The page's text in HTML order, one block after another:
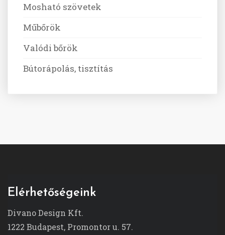
Mosható szövetek
Műbőrök
Valódi bőrök
Bútorápolás, tisztítás
Elérhetőségeink
Divano Design Kft.
1222 Budapest, Promontor u. 57.